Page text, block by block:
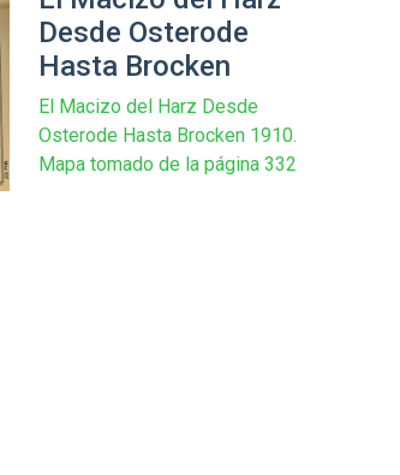
Desde Osterode
Hasta Brocken
El Macizo del Harz Desde
Osterode Hasta Brocken 1910.
Mapa tomado de la página 332